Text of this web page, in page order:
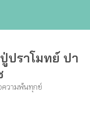
ปราโมทย์ ปา
ความพ้นทุกข์